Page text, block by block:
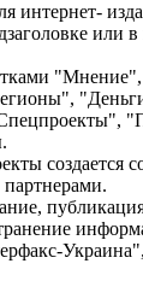
интернет-
или в
создается